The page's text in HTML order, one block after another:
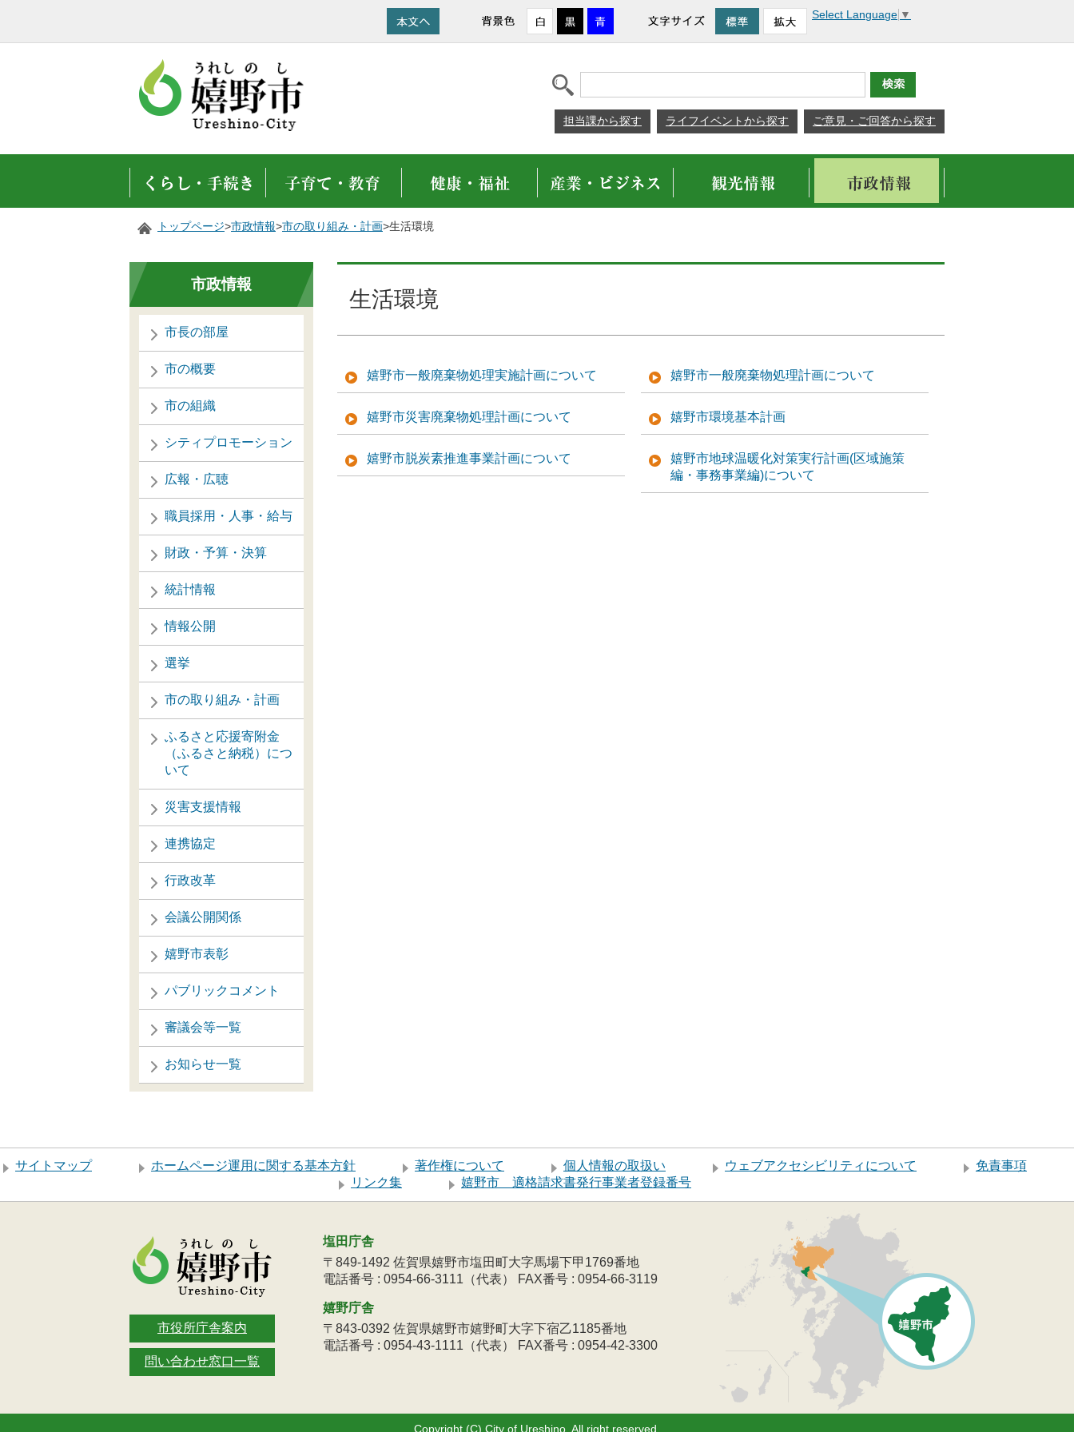
Select Language ▼
担当課から探す ライフイベントから探す ご意見・ご回答から探す
トップページ>市政情報>市の取り組み・計画>生活環境
市政情報
市長の部屋
市の概要
市の組織
シティプロモーション
広報・広聴
職員採用・人事・給与
財政・予算・決算
統計情報
情報公開
選挙
市の取り組み・計画
ふるさと応援寄附金
（ふるさと納税）につ
いて
災害支援情報
連携協定
行政改革
会議公開関係
嬉野市表彰
パブリックコメント
審議会等一覧
お知らせ一覧
生活環境
嬉野市一般廃棄物処理実施計画について 嬉野市一般廃棄物処理計画について
嬉野市災害廃棄物処理計画について 嬉野市環境基本計画
嬉野市脱炭素推進事業計画について
嬉野市地球温暖化対策実行計画(区域施策
編・事務事業編)について
サイトマップ ホームページ運用に関する基本方針 著作権について 個人情報の取扱い ウェブアクセシビリティについて
免責事項
リンク集
嬉野市 適格請求書発行事業者登録番号
市役所庁舎案内
問い合わせ窓口一覧
塩田庁舎
〒849-1492 佐賀県嬉野市塩田町大字馬場下甲1769番地
電話番号 : 0954-66-3111（代表） FAX番号 : 0954-66-3119
嬉野庁舎
〒843-0392 佐賀県嬉野市嬉野町大字下宿乙1185番地
電話番号 : 0954-43-1111（代表） FAX番号 : 0954-42-3300
Copyright (C) City of Ureshino. All right reserved.